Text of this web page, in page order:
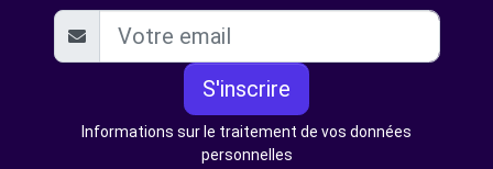
S'inscrire
Informations sur le traitement de vos données
personnelles